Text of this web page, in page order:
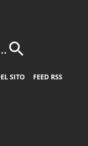
SITO
FEED RSS